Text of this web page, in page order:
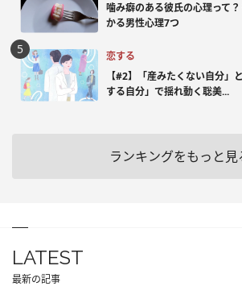
噛み癖のある彼氏の心理って
かる男性心理7つ
恋する
【#2】「産みたくない自分」
する自分」で揺れ動く聡美...
ランキングをもっと見
LATEST
最新の記事